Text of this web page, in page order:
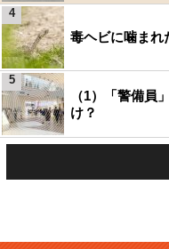
毒ヘビに噛まれ
4
（1）「警備員
け？
5